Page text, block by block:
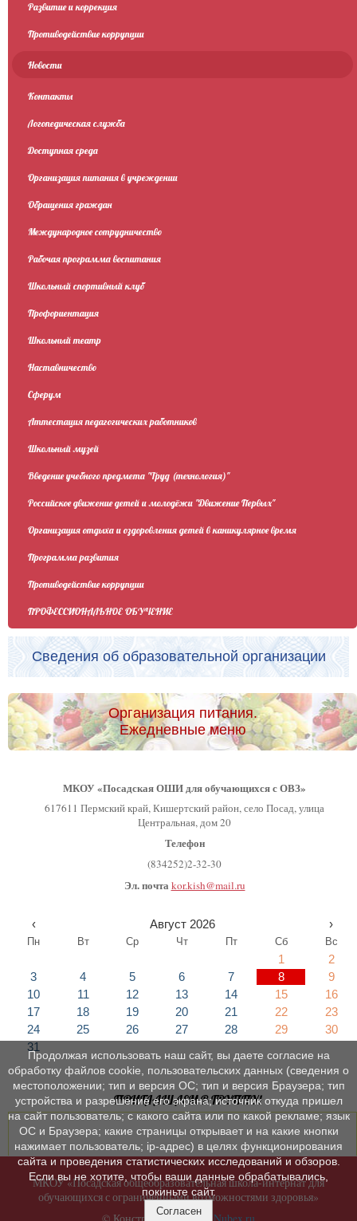
Развитие и коррекция
Противодействие коррупции
Новости
Контакты
Логопедическая служба
Доступная среда
Организация питания в учреждении
Обращения граждан
Международное сотрудничество
Рабочая программа воспитания
Школьный спортивный клуб
Профориентация
Школьный театр
Наставничество
Сферум
Аттестация педагогических работников
Школьный музей
Введение учебного предмета "Труд (технология)"
Российское движение детей и молодёжи "Движение Первых"
Организация отдыха и оздоровления детей в каникулярное время
Программа развития
Противодействие коррупции
ПРОФЕССИОНАЛЬНОЕ ОБУЧЕНИЕ
Сведения об образовательной организации
Организация питания.
Ежедневные меню
МКОУ «Посадская ОШИ для обучающихся с ОВЗ»
617611 Пермский край, Кишертский район, село Посад, улица
Центральная, дом 20
Телефон
(834252)2-32-30
Эл. почта kor.kish@mail.ru
‹ Август 2026 ›
Пн Вт Ср Чт Пт Сб Вс
1
2
3
4 5 6 7 8
9
10
11 12 13 14 15
16
17
18 19 20 21 22
23
24
25 26 27 28 29
30
31
ПРИГЛАШАЕМ В ГРУППУ!
МКОУ «Посадская общеобразовательная школа-интернат для
обучающихся с ограниченными возможностями здоровья»
© Конструктор сайтов Nubex.ru
Продолжая использовать наш сайт, вы даете согласие на
обработку файлов cookie, пользовательских данных (сведения о
местоположении; тип и версия ОС; тип и версия Браузера; тип
устройства и разрешение его экрана; источник откуда пришел
на сайт пользователь; с какого сайта или по какой рекламе; язык
ОС и Браузера; какие страницы открывает и на какие кнопки
нажимает пользователь; ip-адрес) в целях функционирования
сайта и проведения статистических исследований и обзоров.
Если вы не хотите, чтобы ваши данные обрабатывались,
покиньте сайт.
Согласен